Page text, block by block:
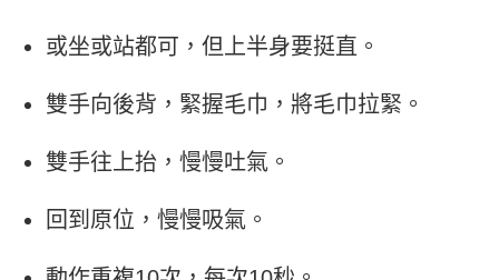
或坐或站都可，但上半身要挺直。
雙手向後背，緊握毛巾，將毛巾拉緊。
雙手往上抬，慢慢吐氣。
回到原位，慢慢吸氣。